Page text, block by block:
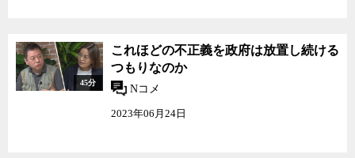
首相の発言を聞いていないからだ。
日本ではこれが当たり前なのかもしれないが、海外の記者は日本
かし驚いたにちがいない。ロイターとNPRは形式的には日本の慣例
45分
これほどの不正義を政府は放置し続ける
つもりなのか
Nコメ
2023年06月24日